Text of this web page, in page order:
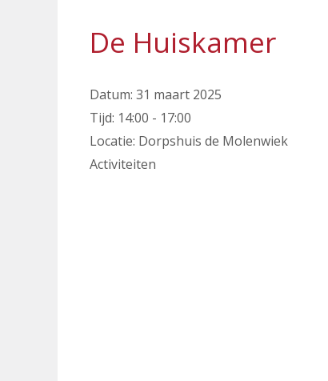
De Huiskamer
Datum: 31 maart 2025
Tijd: 14:00 - 17:00
Locatie: Dorpshuis de Molenwiek
Activiteiten